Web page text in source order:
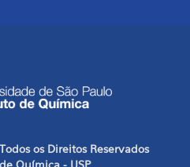
os Direitos Reservados
Química - USP